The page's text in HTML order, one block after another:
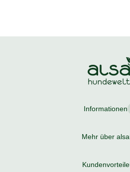
Informationen
Mehr über alsa
Kundenvorteile